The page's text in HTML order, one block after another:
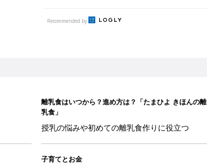
Recommended by
離乳食はいつから？進め方は？「たまひよ きほんの離
乳食」
授乳の悩みや初めての離乳食作りに役立つ
子育てとお金